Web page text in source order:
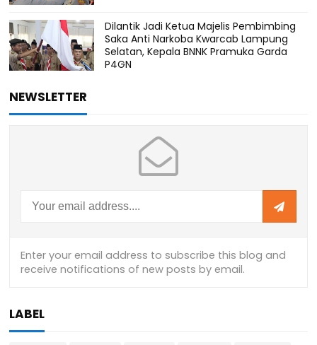
Dilantik Jadi Ketua Majelis Pembimbing
Saka Anti Narkoba Kwarcab Lampung
Selatan, Kepala BNNK Pramuka Garda
P4GN
NEWSLETTER
LABEL